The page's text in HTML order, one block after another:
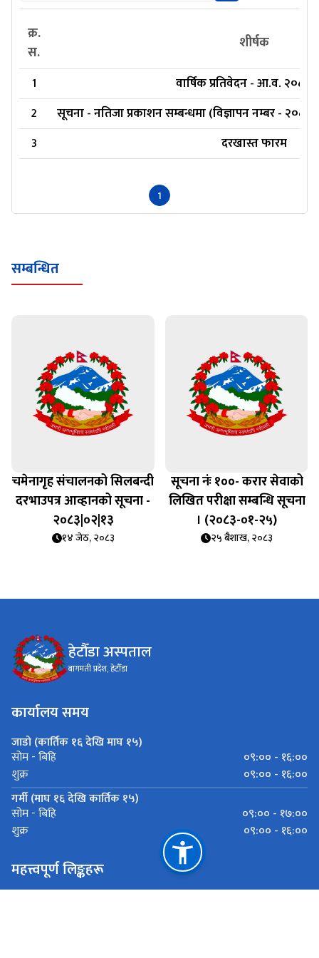
क्र.
स.
शीर्षक
1
वार्षिक प्रतिवेदन - आ.व. २०८१/
2
सूचना - नतिजा प्रकाशन सम्बन्धमा (विज्ञापन नम्बर -
3
दरखास्त फारम
1
सम्बन्धित
चमेनागृह संचालनको सिलबन्दी
दरभाउपत्र आव्हानको सूचना -
२०८३|०२|१३
१४ जेठ, २०८३
सूचना नंः १००- करार सेवाको
लिखित परीक्षा सम्बन्धि सूचना
। (२०८३-०१-२५)
२५ बैशाख, २०८३
हेटौँडा अस्पताल
बागमती प्रदेश, हेटौँडा
कार्यालय समय
जाडो (कार्तिक १६ देखि माघ १५)
सोम - बिहि
०९:०० - १६:००
शुक्र
०९:०० - १६:००
गर्मी (माघ १६ देखि कार्तिक १५)
सोम - बिहि
०९:०० - १७:००
शुक्र
०९:०० - १६:००
महत्त्वपूर्ण लिङ्कहरू